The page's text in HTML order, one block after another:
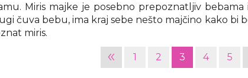
Miris majke je posebno prepoznatljiv
čuva bebu, ima kraj sebe nešto majčino kako bi
miris.
« 1 2 3 4 5